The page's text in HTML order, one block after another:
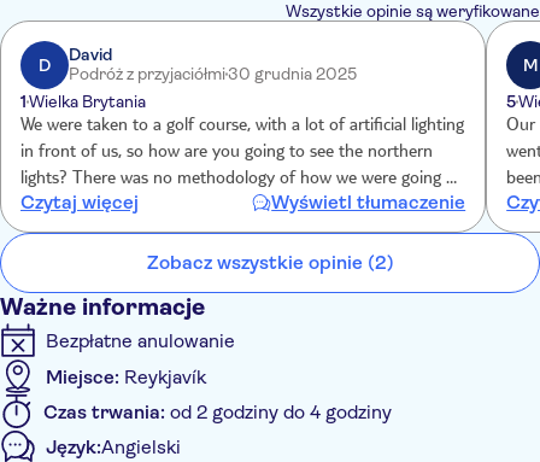
Wszystkie opinie są weryfikowane
D
David
Podróż z przyjaciółmi30 grudnia 2025
1Wielka Brytania
We were taken to a golf course, with a lot of artificial lighting
in front of us, so how are you going to see the northern
lights? There was no methodology of how we were going to
see the lights, no camera, laptop, meteorological
information, other than if we don’t see the lights, we will
leave by 11.30/ 12.00
Czytaj więcej Wyświetl tłumaczenie
M
5
Our
Zobacz wszystkie opinie (2)
Ważne informacje
Bezpłatne anulowanie
Miejsce: Reykjavík
Czas trwania: od 2 godziny do 4 godziny
Język:Angielski